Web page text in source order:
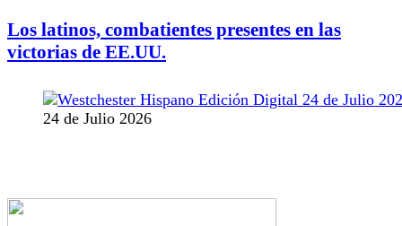
Los latinos, combatientes presentes en las
victorias de EE.UU.
24 de Julio 2026